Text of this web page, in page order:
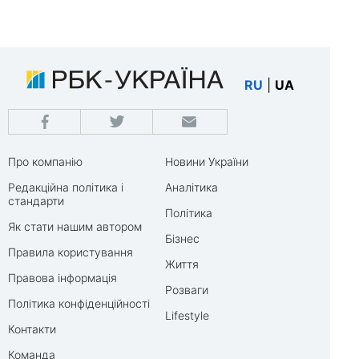
RU UA
Про компанію
Редакційна політика і
стандарти
Як стати нашим автором
Правила користування
Правова інформація
Політика конфіденційності
Контакти
Команда
Новини України
Аналітика
Політика
Бізнес
Життя
Розваги
Lifestyle